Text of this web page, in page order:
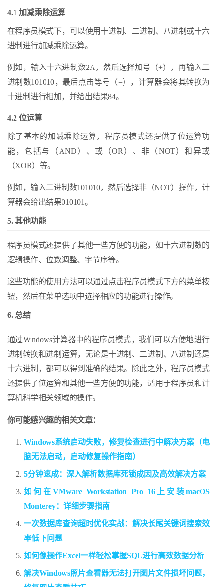
4.1 加减乘除运算
在程序员模式下，可以使用十进制、二进制、八进制或十六
进制进行加减乘除运算。
例如，输入十六进制数2A，然后选择加号（+），再输入二
进制数101010，最后点击等号（=），计算器会将其转换为
十进制进行相加，并给出结果84。
4.2 位运算
除了基本的加减乘除运算，程序员模式还提供了位运算功
能，包括与（AND）、或（OR）、非（NOT）和异或
（XOR）等。
例如，输入二进制数101010，然后选择非（NOT）操作，计
算器会给出结果010101。
5. 其他功能
程序员模式还提供了其他一些方便的功能，如十六进制数的
逻辑操作、位数调整、字节序等。
这些功能的使用方法可以通过点击程序员模式下方的菜单按
钮，然后在菜单选项中选择相应的功能进行操作。
6. 总结
通过Windows计算器中的程序员模式，我们可以方便地进行
进制转换和进制运算，无论是十进制、二进制、八进制还是
十六进制，都可以得到准确的结果。除此之外，程序员模式
还提供了位运算和其他一些方便的功能，适用于程序员和计
算机科学相关领域的操作。
你可能感兴趣的相关文章：
Windows系统启动失败，修复检查进行中解决方案（电
脑无法启动，启动修复操作指南）
5分钟速成：深入解析数据库死锁成因及高效解决方案
如何在VMware Workstation Pro 16上安装macOS
Monterey：详细步骤指南
一次数据库查询超时优化实战：解决长尾关键词搜索效
率低下问题
如何像操作Excel一样轻松掌握SQL进行高效数据分析
解决Windows照片查看器无法打开图片文件损坏问题，